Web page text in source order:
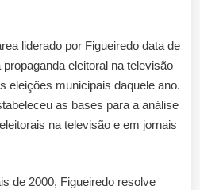
liderado por Figueiredo data de
eleitoral na televisão
eleições municipais daquele ano.
as bases para a análise
na televisão e em jornais
de 2000, Figueiredo resolve